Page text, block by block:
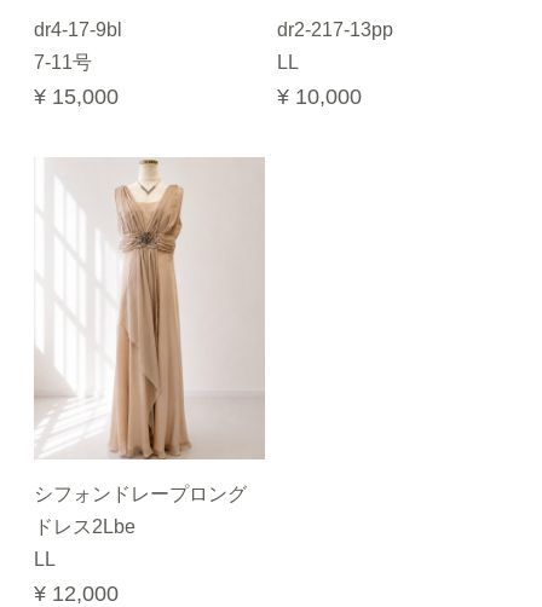
dr4-17-9bl
7-11号
¥ 15,000
dr2-217-13pp
LL
¥ 10,000
シフォンドレープロング
ドレス2Lbe
LL
¥ 12,000